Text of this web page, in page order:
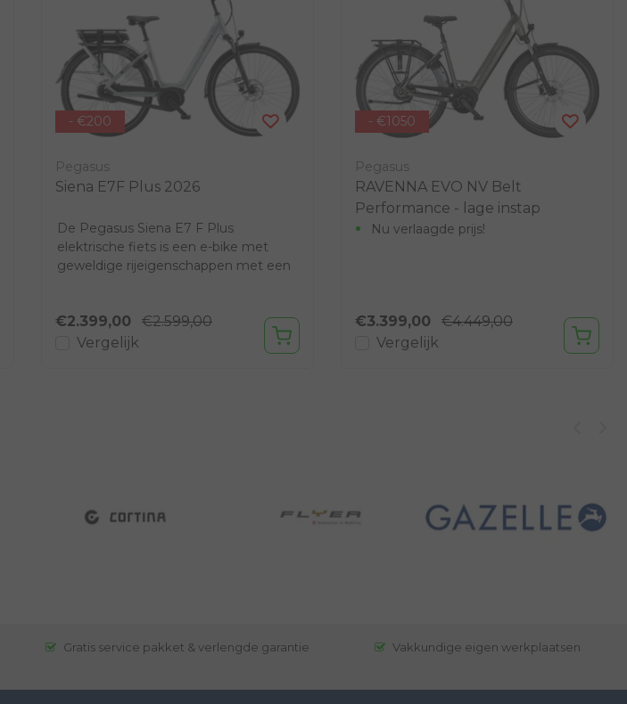
- €200
Pegasus
Siena E7F Plus 2026
De Pegasus Siena E7 F Plus
elektrische fiets is een e-bike met
geweldige rijeigenschappen met een
€2.399,00
€2.599,00
Vergelijk
- €1050
Pegasus
RAVENNA EVO NV Belt
Performance - lage instap
Nu verlaagde prijs!
€3.399,00
€4.449,00
Vergelijk
Gratis service pakket & verlengde garantie Vakkundige eigen werkplaatsen